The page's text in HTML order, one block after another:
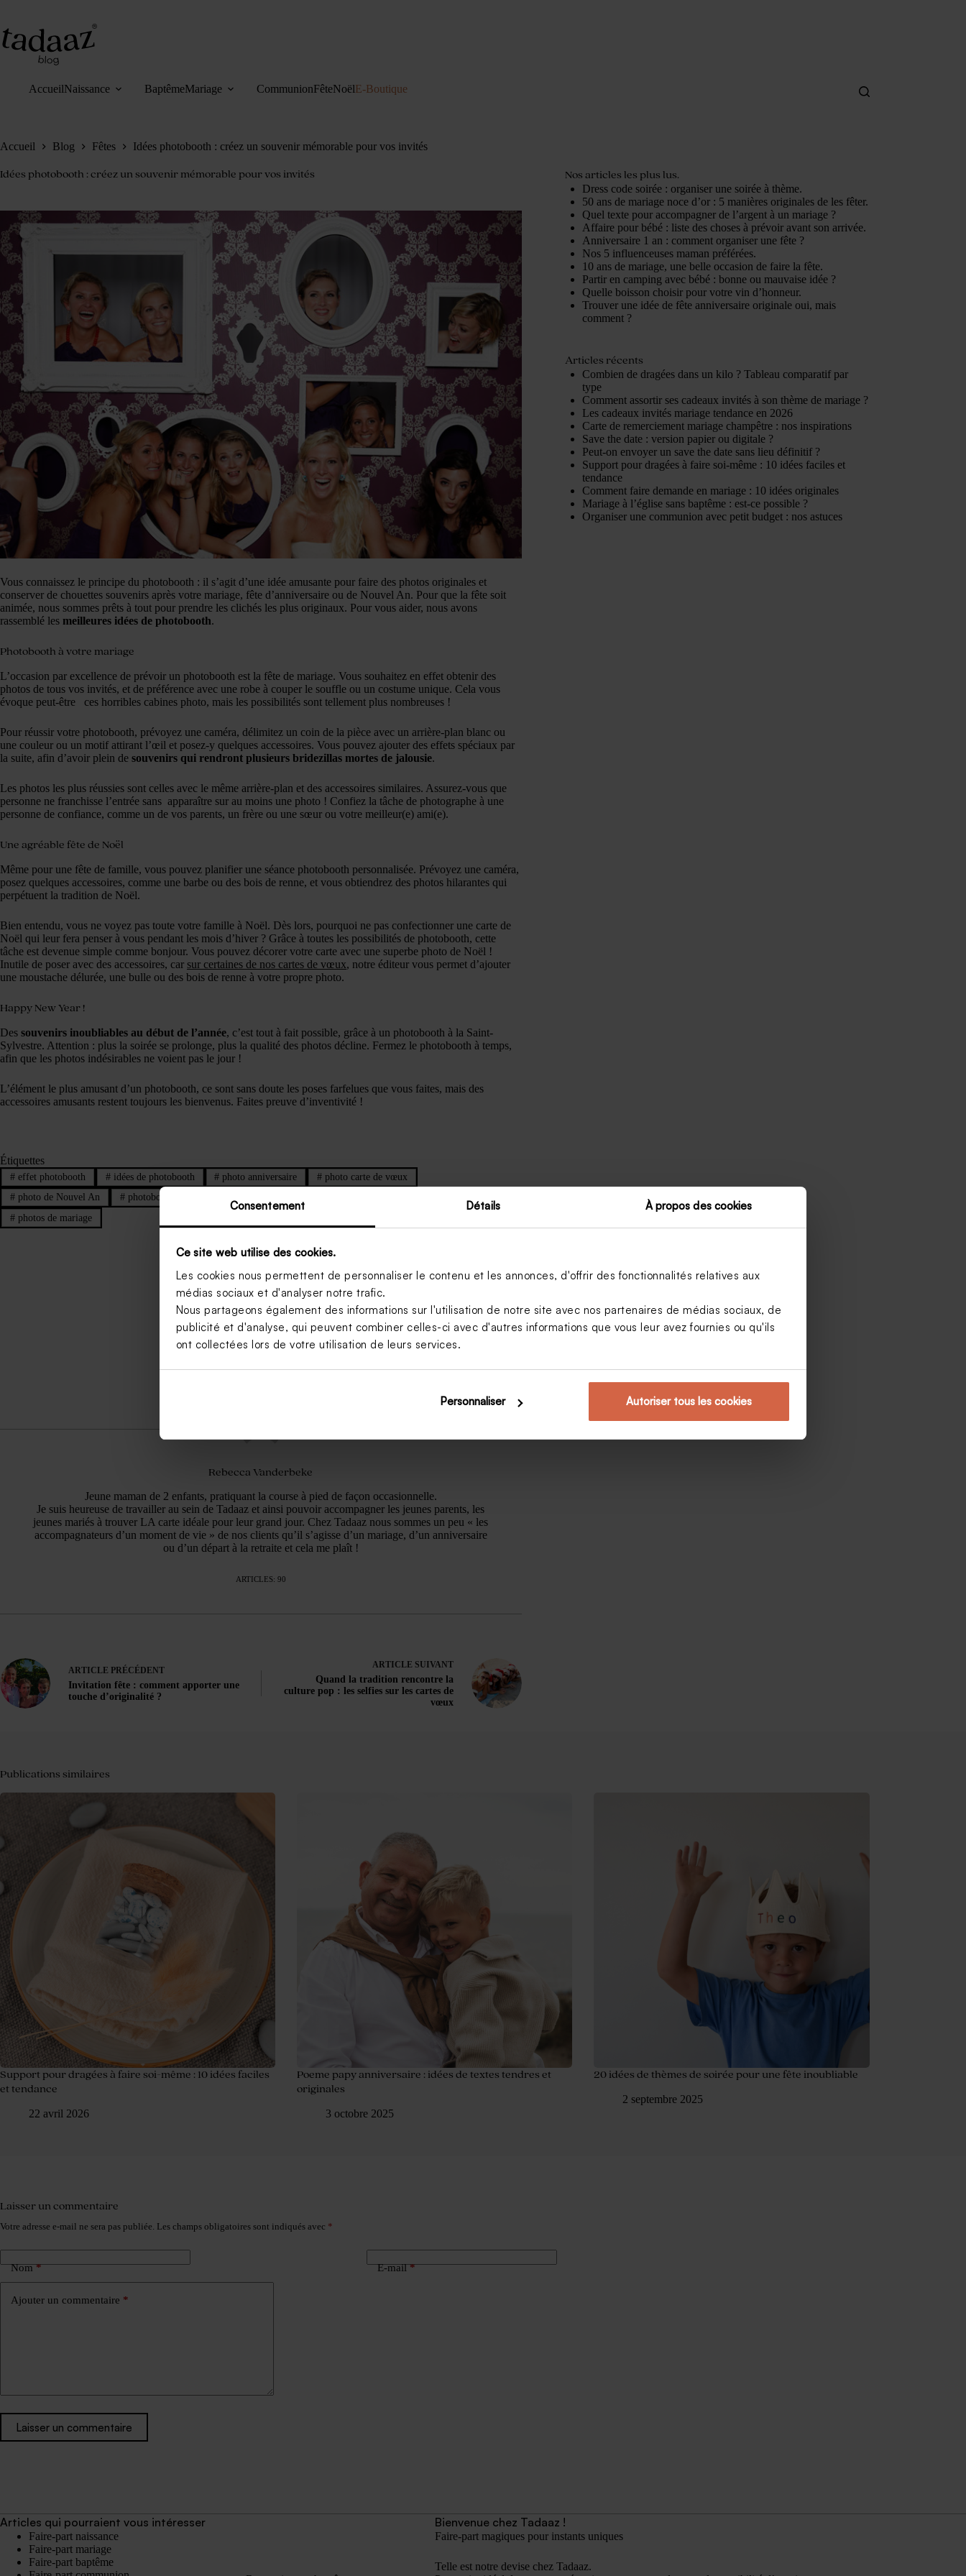
Consentement Détails À propos des cookies
Ce site web utilise des cookies.
Les cookies nous permettent de personnaliser le contenu et les annonces, d'offrir des fonctionnalités relatives aux
médias sociaux et d'analyser notre trafic.
Nous partageons également des informations sur l'utilisation de notre site avec nos partenaires de médias sociaux, de
publicité et d'analyse, qui peuvent combiner celles-ci avec d'autres informations que vous leur avez fournies ou qu'ils
ont collectées lors de votre utilisation de leurs services.
Personnaliser Autoriser tous les cookies
contenu
AccueilNaissance BaptêmeMariage CommunionFêteNoëlE-Boutique
Accueil Blog Fêtes Idées photobooth : créez un souvenir mémorable pour vos invités
Idées photobooth : créez un souvenir mémorable pour vos invités
Vous connaissez le principe du photobooth : il s’agit d’une idée amusante pour faire des photos originales et
conserver de chouettes souvenirs après votre mariage, fête d’anniversaire ou de Nouvel An. Pour que la fête soit
animée, nous sommes prêts à tout pour prendre les clichés les plus originaux. Pour vous aider, nous avons
rassemblé les meilleures idées de photobooth.
Photobooth à votre mariage
L’occasion par excellence de prévoir un photobooth est la fête de mariage. Vous souhaitez en effet obtenir des
photos de tous vos invités, et de préférence avec une robe à couper le souffle ou un costume unique. Cela vous
évoque peut-être ces horribles cabines photo, mais les possibilités sont tellement plus nombreuses !
Pour réussir votre photobooth, prévoyez une caméra, délimitez un coin de la pièce avec un arrière-plan blanc ou
une couleur ou un motif attirant l’œil et posez-y quelques accessoires. Vous pouvez ajouter des effets spéciaux par
la suite, afin d’avoir plein de souvenirs qui rendront plusieurs bridezillas mortes de jalousie.
Les photos les plus réussies sont celles avec le même arrière-plan et des accessoires similaires. Assurez-vous que
personne ne franchisse l’entrée sans apparaître sur au moins une photo ! Confiez la tâche de photographe à une
personne de confiance, comme un de vos parents, un frère ou une sœur ou votre meilleur(e) ami(e).
Une agréable fête de Noël
Même pour une fête de famille, vous pouvez planifier une séance photobooth personnalisée. Prévoyez une caméra,
posez quelques accessoires, comme une barbe ou des bois de renne, et vous obtiendrez des photos hilarantes qui
perpétuent la tradition de Noël.
Bien entendu, vous ne voyez pas toute votre famille à Noël. Dès lors, pourquoi ne pas confectionner une carte de
Noël qui leur fera penser à vous pendant les mois d’hiver ? Grâce à toutes les possibilités de photobooth, cette
tâche est devenue simple comme bonjour. Vous pouvez décorer votre carte avec une superbe photo de Noël !
Inutile de poser avec des accessoires, car sur certaines de nos cartes de vœux, notre éditeur vous permet d’ajouter
une moustache délurée, une bulle ou des bois de renne à votre propre photo.
Happy New Year !
Des souvenirs inoubliables au début de l’année, c’est tout à fait possible, grâce à un photobooth à la Saint-
Sylvestre. Attention : plus la soirée se prolonge, plus la qualité des photos décline. Fermez le photobooth à temps,
afin que les photos indésirables ne voient pas le jour !
L’élément le plus amusant d’un photobooth, ce sont sans doute les poses farfelues que vous faites, mais des
accessoires amusants restent toujours les bienvenus. Faites preuve d’inventivité !
Étiquettes
#effet photobooth #idées de photobooth # photo anniversaire # photo carte de vœux
#photo de Nouvel An #photobooth
#photos de mariage
Rebecca Vanderbeke
Jeune maman de 2 enfants, pratiquant la course à pied de façon occasionnelle.
Je suis heureuse de travailler au sein de Tadaaz et ainsi pouvoir accompagner les jeunes parents, les
jeunes mariés à trouver LA carte idéale pour leur grand jour. Chez Tadaaz nous sommes un peu « les
accompagnateurs d’un moment de vie » de nos clients qu’il s’agisse d’un mariage, d’un anniversaire
ou d’un départ à la retraite et cela me plaît !
ARTICLES: 90
ARTICLE PRÉCÉDENT
Invitation fête : comment apporter une
touche d’originalité ?
ARTICLE SUIVANT
Quand la tradition rencontre la
culture pop : les selfies sur les cartes de
vœux
Nos articles les plus lus.
Dress code soirée : organiser une soirée à thème.
50 ans de mariage noce d’or : 5 manières originales de les fêter.
Quel texte pour accompagner de l’argent à un mariage ?
Affaire pour bébé : liste des choses à prévoir avant son arrivée.
Anniversaire 1 an : comment organiser une fête ?
Nos 5 influenceuses maman préférées.
10 ans de mariage, une belle occasion de faire la fête.
Partir en camping avec bébé : bonne ou mauvaise idée ?
Quelle boisson choisir pour votre vin d’honneur.
Trouver une idée de fête anniversaire originale oui, mais
comment ?
Articles récents
Combien de dragées dans un kilo ? Tableau comparatif par
type
Comment assortir ses cadeaux invités à son thème de mariage ?
Les cadeaux invités mariage tendance en 2026
Carte de remerciement mariage champêtre : nos inspirations
Save the date : version papier ou digitale ?
Peut-on envoyer un save the date sans lieu définitif ?
Support pour dragées à faire soi-même : 10 idées faciles et
tendance
Comment faire demande en mariage : 10 idées originales
Mariage à l’église sans baptême : est-ce possible ?
Organiser une communion avec petit budget : nos astuces
Publications similaires
Support pour dragées à faire soi-même : 10 idées faciles
et tendance
22 avril 2026
Poeme papy anniversaire : idées de textes tendres et
originales
3 octobre 2025
20 idées de thèmes de soirée pour une fête inoubliable
2 septembre 2025
Laisser un commentaire
Votre adresse e-mail ne sera pas publiée. Les champs obligatoires sont indiqués avec *
Nom* E-mail*
Ajouter un commentaire *
Laisser un commentaire
Articles qui pourraient vous intéresser
Faire-part naissance
Faire-part mariage
Faire-part baptême
Bienvenue chez Tadaaz !
Faire-part magiques pour instants uniques
Telle est notre devise chez Tadaaz.